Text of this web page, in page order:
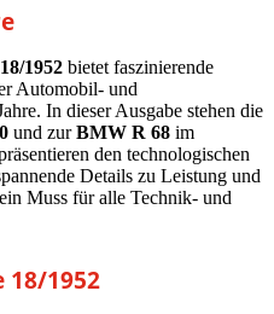
18/1952 bietet faszinierende
Automobil- und
In dieser Ausgabe stehen die
und zurBMW R 68 im
den technologischen
Details zu Leistung und
Muss für alle Technik- und
18/1952